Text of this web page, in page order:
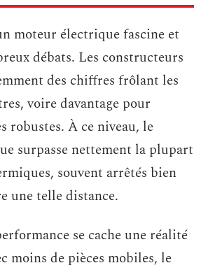
moteur électrique fascine et
débats. Les constructeurs
des chiffres frôlant les
voire davantage pour
robustes. À ce niveau, le
surpasse nettement la plupart
souvent arrêtés bien
une telle distance.
se cache une réalité
moins de pièces mobiles, le